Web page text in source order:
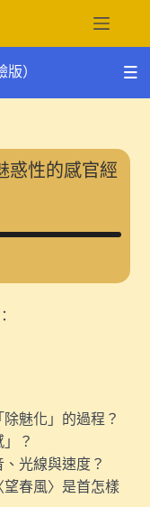
帝國的香水》
波蘭商船？｜
？｜談《拒絕
漫遊錄》中
用」的事？｜
）
惑性的感官經
魅化」的過程？
？
光線與速度？
望春風〉是首怎樣